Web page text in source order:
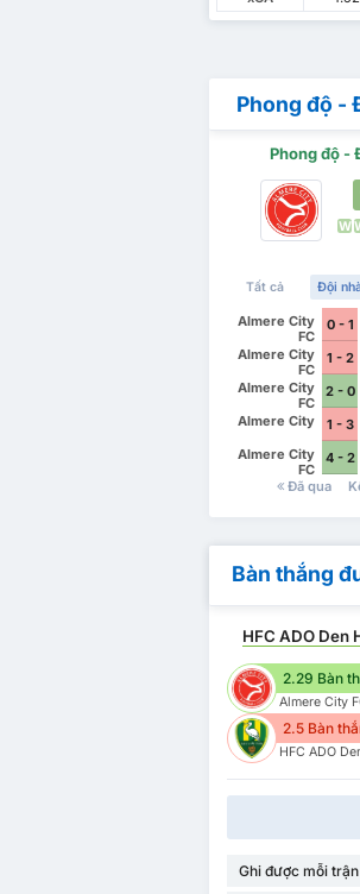
Phong độ -
Phong độ -
W
Tất cả Đội
Almere City
FC
0 - 1
Almere City
FC
1 - 2
Almere City
FC
2 - 0
Almere City
1 - 3
Almere City
FC
4 - 2
Đã qua
Bàn thắng
HFC ADO Den
2.29 Bàn
Almere City
2.5 Bàn
HFC ADO
Ghi được mỗi trận